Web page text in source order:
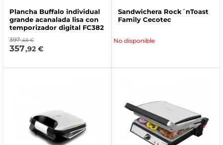
Plancha Buffalo individual
grande acanalada lisa con
temporizador digital FC382
397 ,69 €
357,92 €
Sandwichera Rock´nToast
Family Cecotec
No disponible